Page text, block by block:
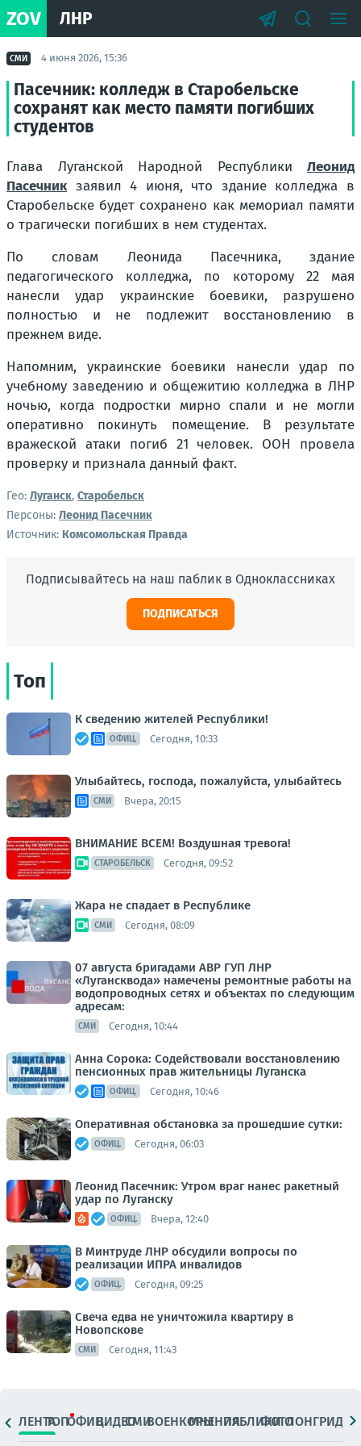
ZOV ЛНР
СМИ 4 июня 2026, 15:36
Пасечник: колледж в Старобельске
сохранят как место памяти погибших
студентов
Глава Луганской Народной Республики Леонид
Пасечникзаявил 4 июня, что здание колледжа в
Старобельске будет сохранено как мемориал памяти
о трагически погибших в нем студентах.
По словам Леонида Пасечника, здание
педагогического колледжа, по которому 22 мая
нанесли удар украинские боевики, разрушено
полностью и не подлежит восстановлению в
прежнем виде.
Напомним, украинские боевики нанесли удар по
учебному заведению и общежитию колледжа в ЛНР
ночью, когда подростки мирно спали и не могли
оперативно покинуть помещение. В результате
вражеской атаки погиб 21 человек. ООН провела
проверку и признала данный факт.
Гео: Луганск, Старобельск
Персоны: Леонид Пасечник
Источник: Комсомольская Правда
Подписывайтесь на наш паблик в Одноклассниках
ПОДПИСАТЬСЯ
Топ
К сведению жителей Республики!
ОФИЦ. Сегодня, 10:33
Улыбайтесь, господа, пожалуйста, улыбайтесь
СМИ Вчера, 20:15
ВНИМАНИЕ ВСЕМ! Воздушная тревога!
СТАРОБЕЛЬСК Сегодня, 09:52
Жара не спадает в Республике
СМИ Сегодня, 08:09
07 августа бригадами АВР ГУП ЛНР
«Лугансквода» намечены ремонтные работы на
водопроводных сетях и объектах по следующим
адресам:
СМИ Сегодня, 10:44
Анна Сорока: Содействовали восстановлению
пенсионных прав жительницы Луганска
ОФИЦ. Сегодня, 10:46
Оперативная обстановка за прошедшие сутки:
ОФИЦ. Сегодня, 06:03
Леонид Пасечник: Утром враг нанес ракетный
удар по Луганску
ОФИЦ. Вчера, 12:40
В Минтруде ЛНР обсудили вопросы по
реализации ИПРА инвалидов
ОФИЦ. Сегодня, 09:25
Свеча едва не уничтожила квартиру в
Новопскове
СМИ Сегодня, 11:43
ЛЕНТАТОПОФИЦ.ВИДЕОСМИВОЕНКОРЫМНЕНИЯПАБЛИКИ
ФОТОЛОНГРИДЫ